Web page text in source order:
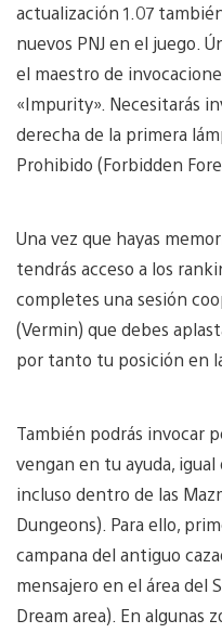
actualización 1.07
nuevos PNJ en el juego.
el maestro de
«Impurity». Necesitarás
derecha de la primera
Prohibido (Forbidden
Una vez que hayas
tendrás acceso a los
completes una sesión
(Vermin) que debes
por tanto tu posición en
También podrás invocar
vengan en tu ayuda,
incluso dentro de las
Dungeons). Para ello,
campana del antiguo
mensajero en el área del
Dream area). En algunas